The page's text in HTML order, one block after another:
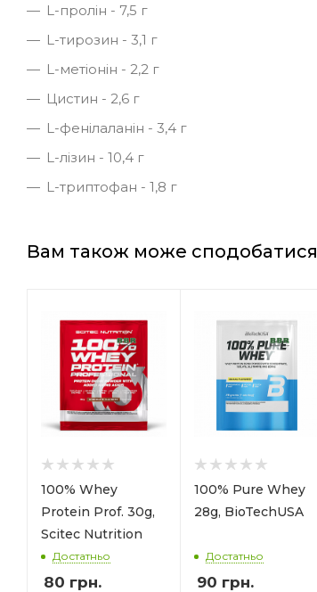
L-пролін - 7,5 г
L-тирозин - 3,1 г
L-метіонін - 2,2 г
Цистин - 2,6 г
L-фенілаланін - 3,4 г
L-лізин - 10,4 г
L-триптофан - 1,8 г
Вам також може сподобатися
100% Whey
Protein Prof. 30g,
Scitec Nutrition
Достатньо
80 грн.
100% Pure Whey
28g, BioTechUSA
Достатньо
90 грн.